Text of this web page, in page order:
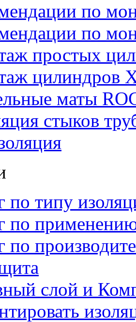
по
по
простых
цилиндров
маты
стыков
по типу
по
по
слой и